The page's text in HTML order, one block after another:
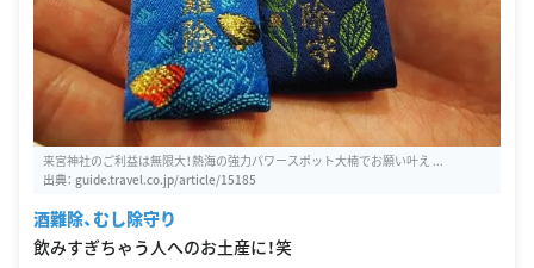
来宮神社のご利益は無限大！熱海の強力パワースポット大楠でお願い叶え ...
出典： guide.travel.co.jp/article/15185
酒難除、むし除守り
飲みすぎちゃう人へのお土産に！笑